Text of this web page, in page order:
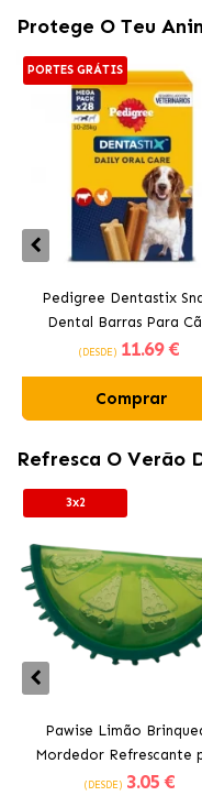
Protege O Teu
PORTES GRÁTIS
Pedigree Dentastix
Dental Barras Para
Médios 10-25 kg
(DESDE) 11.69 €
Comprar
Refresca O Verão
3x2
Pawise Limão
Mordedor Refrescante
Cães 12 cm
(DESDE) 3.05 €